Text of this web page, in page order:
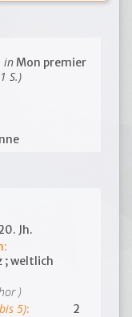
inMon premier
S.)
Jh.
; weltlich
)
5):
2